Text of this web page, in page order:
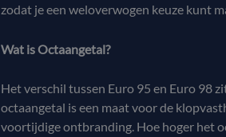
zodat je een weloverwogen keuze kunt
Wat is Octaangetal?
Het verschil tussen Euro 95 en Euro 98
octaangetal is een maat voor de
voortijdige ontbranding. Hoe hoger het